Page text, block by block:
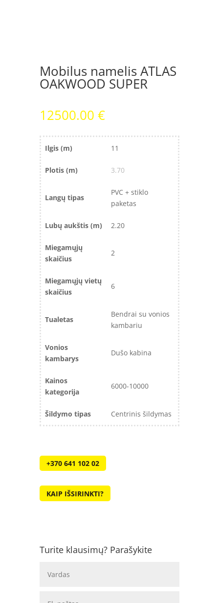
Mobilus namelis ATLAS
OAKWOOD SUPER
12500.00 €
Ilgis (m) 11
Plotis (m) 3.70
Langų tipas
PVC + stiklo
paketas
Lubų aukštis (m) 2.20
Miegamųjų
skaičius
2
Miegamųjų vietų
skaičius
6
Tualetas
Bendrai su vonios
kambariu
Vonios
kambarys
Dušo kabina
Kainos
kategorija
6000-10000
Šildymo tipas Centrinis šildymas
+370 641 102 02
KAIP IŠSIRINKTI?
Turite klausimų? Parašykite